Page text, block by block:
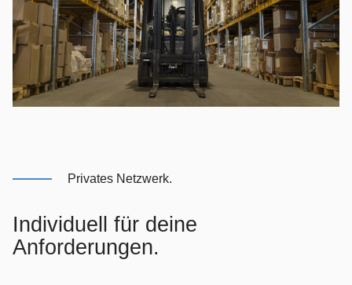
Privates Netzwerk.
Individuell für deine
Anforderungen.